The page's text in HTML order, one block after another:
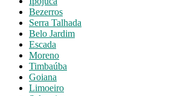
Bezerros
Serra Talhada
Belo Jardim
Escada
Moreno
Timbaúba
Goiana
Limoeiro